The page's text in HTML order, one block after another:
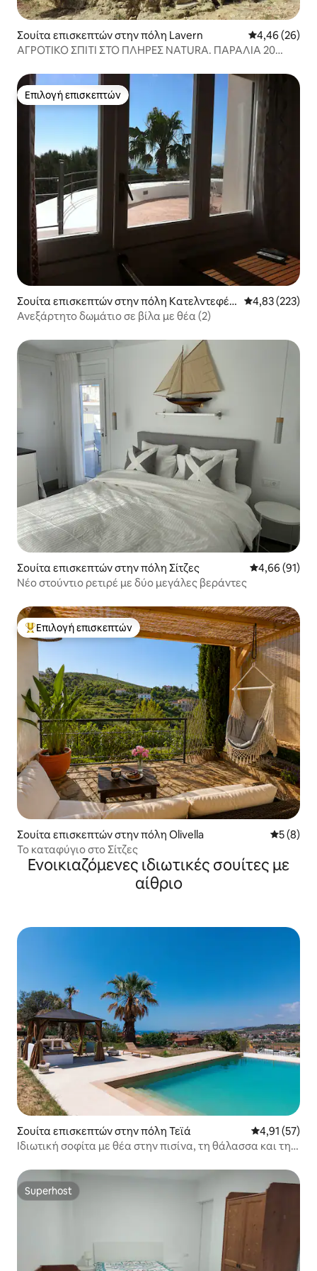
Σουίτα επισκεπτών στην πόλη Lavern Μέση
4,46 (26)
ΑΓΡΟΤΙΚΌ ΣΠΊΤΙ ΣΤΟ ΠΛΉΡΕΣ NATURA. ΠΑΡΑΛΊΑ 20
Επιλογή επισκεπτών
Επιλογή επισκεπτών
Σουίτα επισκεπτών στην πόλη Κατελντεφέλ
ς
Μέση
4,83 (223)
Ανεξάρτητο δωμάτιο σε βίλα με θέα (2)
Σουίτα επισκεπτών στην πόλη Σίτζες Μέση
4,66 (91)
Νέο στούντιο ρετιρέ με δύο μεγάλες βεράντες
Κορυφαία επιλογή επισκεπτών
Επιλογή επισκεπτών
Σουίτα επισκεπτών στην πόλη Olivella Μέση
5 (8)
Το καταφύγιο στο Σίτζες
Ενοικιαζόμενες ιδιωτικές σουίτες με
αίθριο
Σουίτα επισκεπτών στην πόλη Τεϊά Μέση
4,91 (57)
Ιδιωτική σοφίτα με θέα στην πισίνα, τη θάλασσα και τη
Superhost
Superhost